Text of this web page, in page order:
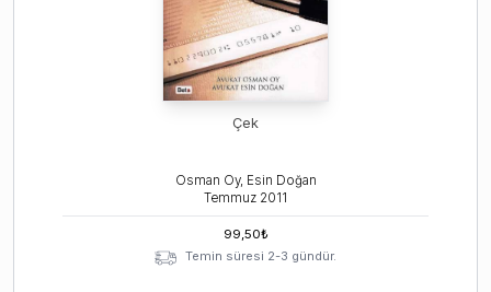
Çek
Osman Oy, Esin Doğan
Temmuz 2011
99,50₺
Temin süresi 2-3 gündür.